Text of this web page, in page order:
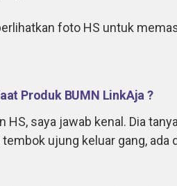
foto HS untuk
Produk BUMN LinkAja ?
HS, saya jawab kenal. Dia
ujung keluar gang, ada